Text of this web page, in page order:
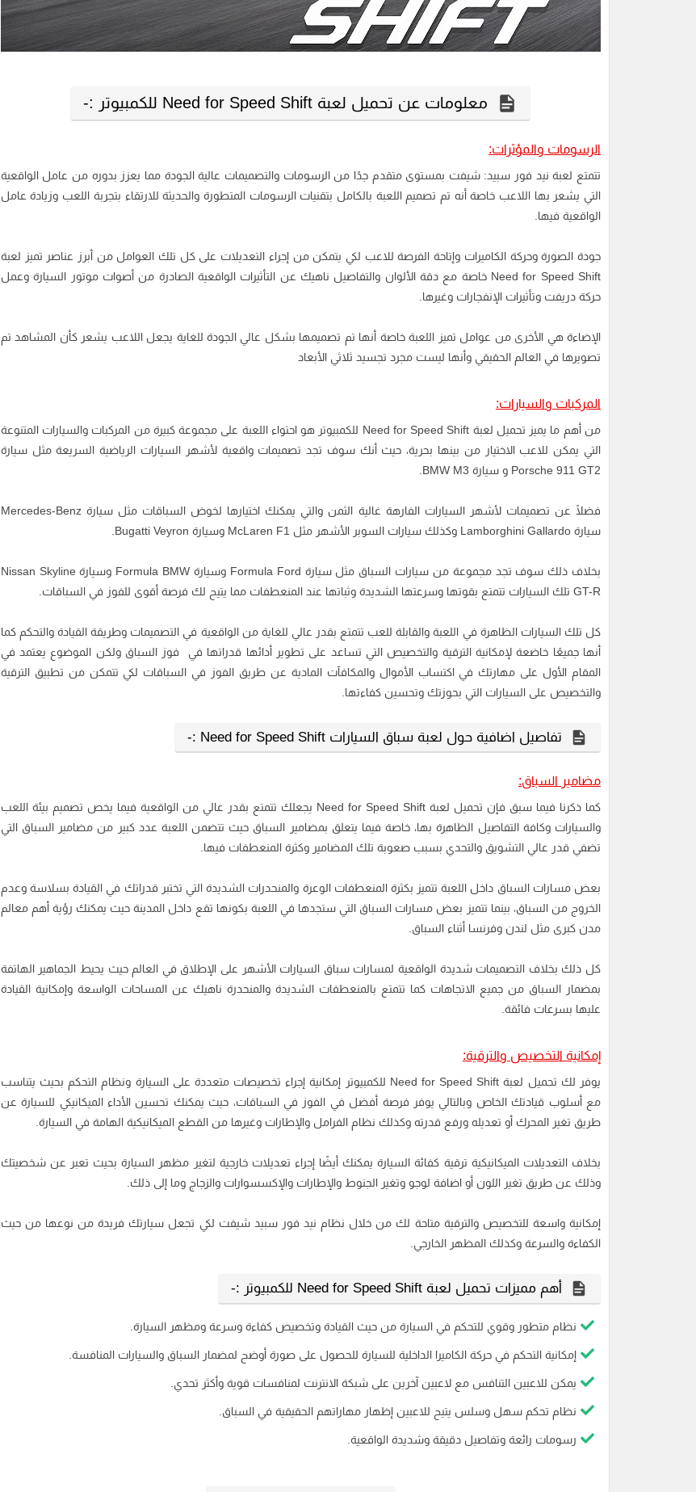
معلومات عن تحميل لعبة Need for Speed Shift للكمبيوتر :-
الرسومات والمؤثرات:
تتمتع لعبة نيد فور سبيد: شيفت بمستوى متقدم جدًا من الرسومات والتصميمات عالية الجودة مما يعزز بدوره من عامل الواقعية
التي يشعر بها اللاعب خاصة أنه تم تصميم اللعبة بالكامل بتقنيات الرسومات المتطورة والحديثة للارتقاء بتجربة اللعب وزيادة عامل
الواقعية فيها.
جودة الصورة وحركة الكاميرات وإتاحة الفرصة للاعب لكي يتمكن من إجراء التعديلات على كل تلك العوامل من أبرز عناصر تميز لعبة
Need for Speed Shift خاصة مع دقة الألوان والتفاصيل ناهيك عن التأثيرات الواقعية الصادرة من أصوات موتور السيارة وعمل
حركة دريفت وتأثيرات الإنفجارات وغيرها.
الإضاءة هي الأخرى من عوامل تميز اللعبة خاصة أنها تم تصميمها بشكل عالي الجودة للغاية يجعل اللاعب يشعر كأن المشاهد تم
تصويرها في العالم الحقيقي وأنها ليست مجرد تجسيد ثلاثي الأبعاد
المركبات والسيارات:
من أهم ما يميز تحميل لعبة Need for Speed Shift للكمبيوتر هو احتواء اللعبة على مجموعة كبيرة من المركبات والسيارات المتنوعة
التي يمكن للاعب الاختيار من بينها بحرية، حيث أنك سوف تجد تصميمات واقعية لأشهر السيارات الرياضية السريعة مثل سيارة
Porsche 911 GT2 و سيارة BMW M3.
فضلًا عن تصميمات لأشهر السيارات الفارهة غالية الثمن والتي يمكنك اختيارها لخوض السباقات مثل سيارة Mercedes-Benz
سيارة Lamborghini Gallardo وكذلك سيارات السوبر الأشهر مثل McLaren F1 وسيارة Bugatti Veyron.
بخلاف ذلك سوف تجد مجموعة من سيارات السباق مثل سيارة Formula Ford وسيارة Formula BMW وسيارة Nissan Skyline
GT-R تلك السيارات تتمتع بقوتها وسرعتها الشديدة وثباتها عند المنعطفات مما يتيح لك فرصة أقوى للفوز في السباقات.
كل تلك السيارات الظاهرة في اللعبة والقابلة للعب تتمتع بقدر عالي للغاية من الواقعية في التصميمات وطريقة القيادة والتحكم كما
أنها جميعًا خاضعة لإمكانية الترقية والتخصيص التي تساعد على تطوير أدائها قدراتها في فوز السباق ولكن الموضوع يعتمد في
المقام الأول على مهارتك في اكتساب الأموال والمكافآت المادية عن طريق الفوز في السباقات لكي تتمكن من تطبيق الترقية
والتخصيص على السيارات التي بحوزتك وتحسين كفاءتها.
تفاصيل اضافية حول لعبة سباق السيارات Need for Speed Shift :-
مضامير السباق:
كما ذكرنا فيما سبق فإن تحميل لعبة Need for Speed Shift يجعلك تتمتع بقدر عالي من الواقعية فيما يخص تصميم بيئة اللعب
والسيارات وكافة التفاصيل الظاهرة بها، خاصة فيما يتعلق بمضامير السباق حيث تتضمن اللعبة عدد كبير من مضامير السباق التي
تضفي قدر عالي التشويق والتحدي بسبب صعوبة تلك المضامير وكثرة المنعطفات فيها.
بعض مسارات السباق داخل اللعبة تتميز بكثرة المنعطفات الوعرة والمنحدرات الشديدة التي تختبر قدراتك في القيادة بسلاسة وعدم
الخروج من السباق، بينما تتميز بعض مسارات السباق التي ستجدها في اللعبة بكونها تقع داخل المدينة حيث يمكنك رؤية أهم معالم
مدن كبرى مثل لندن وفرنسا أثناء السباق.
كل ذلك بخلاف التصميمات شديدة الواقعية لمسارات سباق السيارات الأشهر على الإطلاق في العالم حيث يحيط الجماهير الهاتفة
بمضمار السباق من جميع الاتجاهات كما تتمتع بالمنعطفات الشديدة والمنحدرة ناهيك عن المساحات الواسعة وإمكانية القيادة
عليها بسرعات فائقة.
إمكانية التخصيص والترقية:
يوفر لك تحميل لعبة Need for Speed Shift للكمبيوتر إمكانية إجراء تخصيصات متعددة على السيارة ونظام التحكم بحيث يتناسب
مع أسلوب قيادتك الخاص وبالتالي يوفر فرصة أفضل في الفوز في السباقات، حيث يمكنك تحسين الأداء الميكانيكي للسيارة عن
طريق تغير المحرك أو تعديله ورفع قدرته وكذلك نظام الفرامل والإطارات وغيرها من القطع الميكانيكية الهامة في السيارة.
بخلاف التعديلات الميكانيكية ترقية كفائة السيارة يمكنك أيضًا إجراء تعديلات خارجية لتغير مظهر السيارة بحيث تعبر عن شخصيتك
وذلك عن طريق تغير اللون أو اضافة لوجو وتغير الجنوط والإطارات والإكسسوارات والزجاج وما إلى ذلك.
إمكانية واسعة للتخصيص والترقية متاحة لك من خلال نظام نيد فور سبيد شيفت لكي تجعل سيارتك فريدة من نوعها من حيث
الكفاءة والسرعة وكذلك المظهر الخارجي.
أهم مميزات تحميل لعبة Need for Speed Shift للكمبيوتر :-
نظام متطور وقوي للتحكم في السيارة من حيث القيادة وتخصيص كفاءة وسرعة ومظهر السيارة.
إمكانية التحكم في حركة الكاميرا الداخلية للسيارة للحصول على صورة أوضح لمضمار السباق والسيارات المنافسة.
يمكن للاعبين التنافس مع لاعبين آخرين على شبكة الانترنت لمنافسات قوية وأكثر تحدي.
نظام تحكم سهل وسلس يتيح للاعبين إظهار مهاراتهم الحقيقية في السباق.
رسومات رائعة وتفاصيل دقيقة وشديدة الواقعية.